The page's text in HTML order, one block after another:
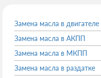
Замена масла в двигателе
Замена масла в АКПП
Замена масла в МКПП
Замена масла в раздатке